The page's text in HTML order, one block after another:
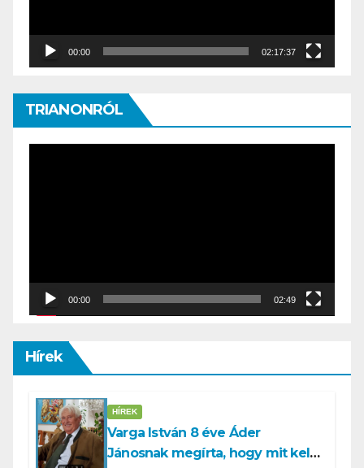
00:00 02:17:37
TRIANONRÓL
00:00 02:49
Hírek
HÍREK
Varga István 8 éve Áder
Jánosnak megírta, hogy mit kell